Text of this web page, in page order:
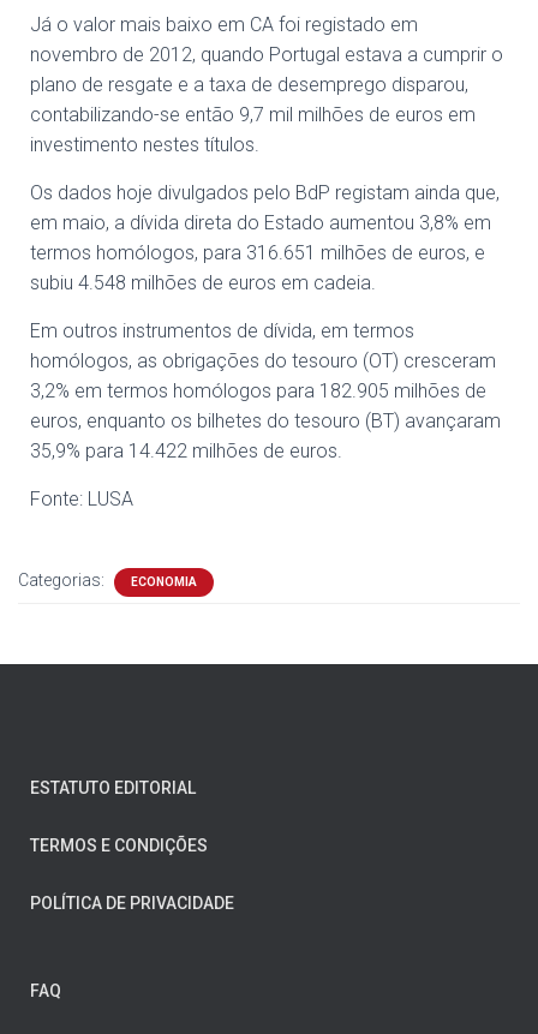
Já o valor mais baixo em CA foi registado em
novembro de 2012, quando Portugal estava a cumprir o
plano de resgate e a taxa de desemprego disparou,
contabilizando-se então 9,7 mil milhões de euros em
investimento nestes títulos.
Os dados hoje divulgados pelo BdP registam ainda que,
em maio, a dívida direta do Estado aumentou 3,8% em
termos homólogos, para 316.651 milhões de euros, e
subiu 4.548 milhões de euros em cadeia.
Em outros instrumentos de dívida, em termos
homólogos, as obrigações do tesouro (OT) cresceram
3,2% em termos homólogos para 182.905 milhões de
euros, enquanto os bilhetes do tesouro (BT) avançaram
35,9% para 14.422 milhões de euros.
Fonte: LUSA
Categorias: ECONOMIA
ESTATUTO EDITORIAL
TERMOS E CONDIÇÕES
POLÍTICA DE PRIVACIDADE
FAQ